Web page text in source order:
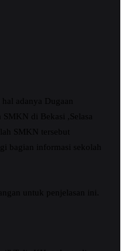
adanya Dugaan
di Bekasi ,Selasa
SMKN tersebut
bagian informasi sekolah
untuk penjelasan ini.